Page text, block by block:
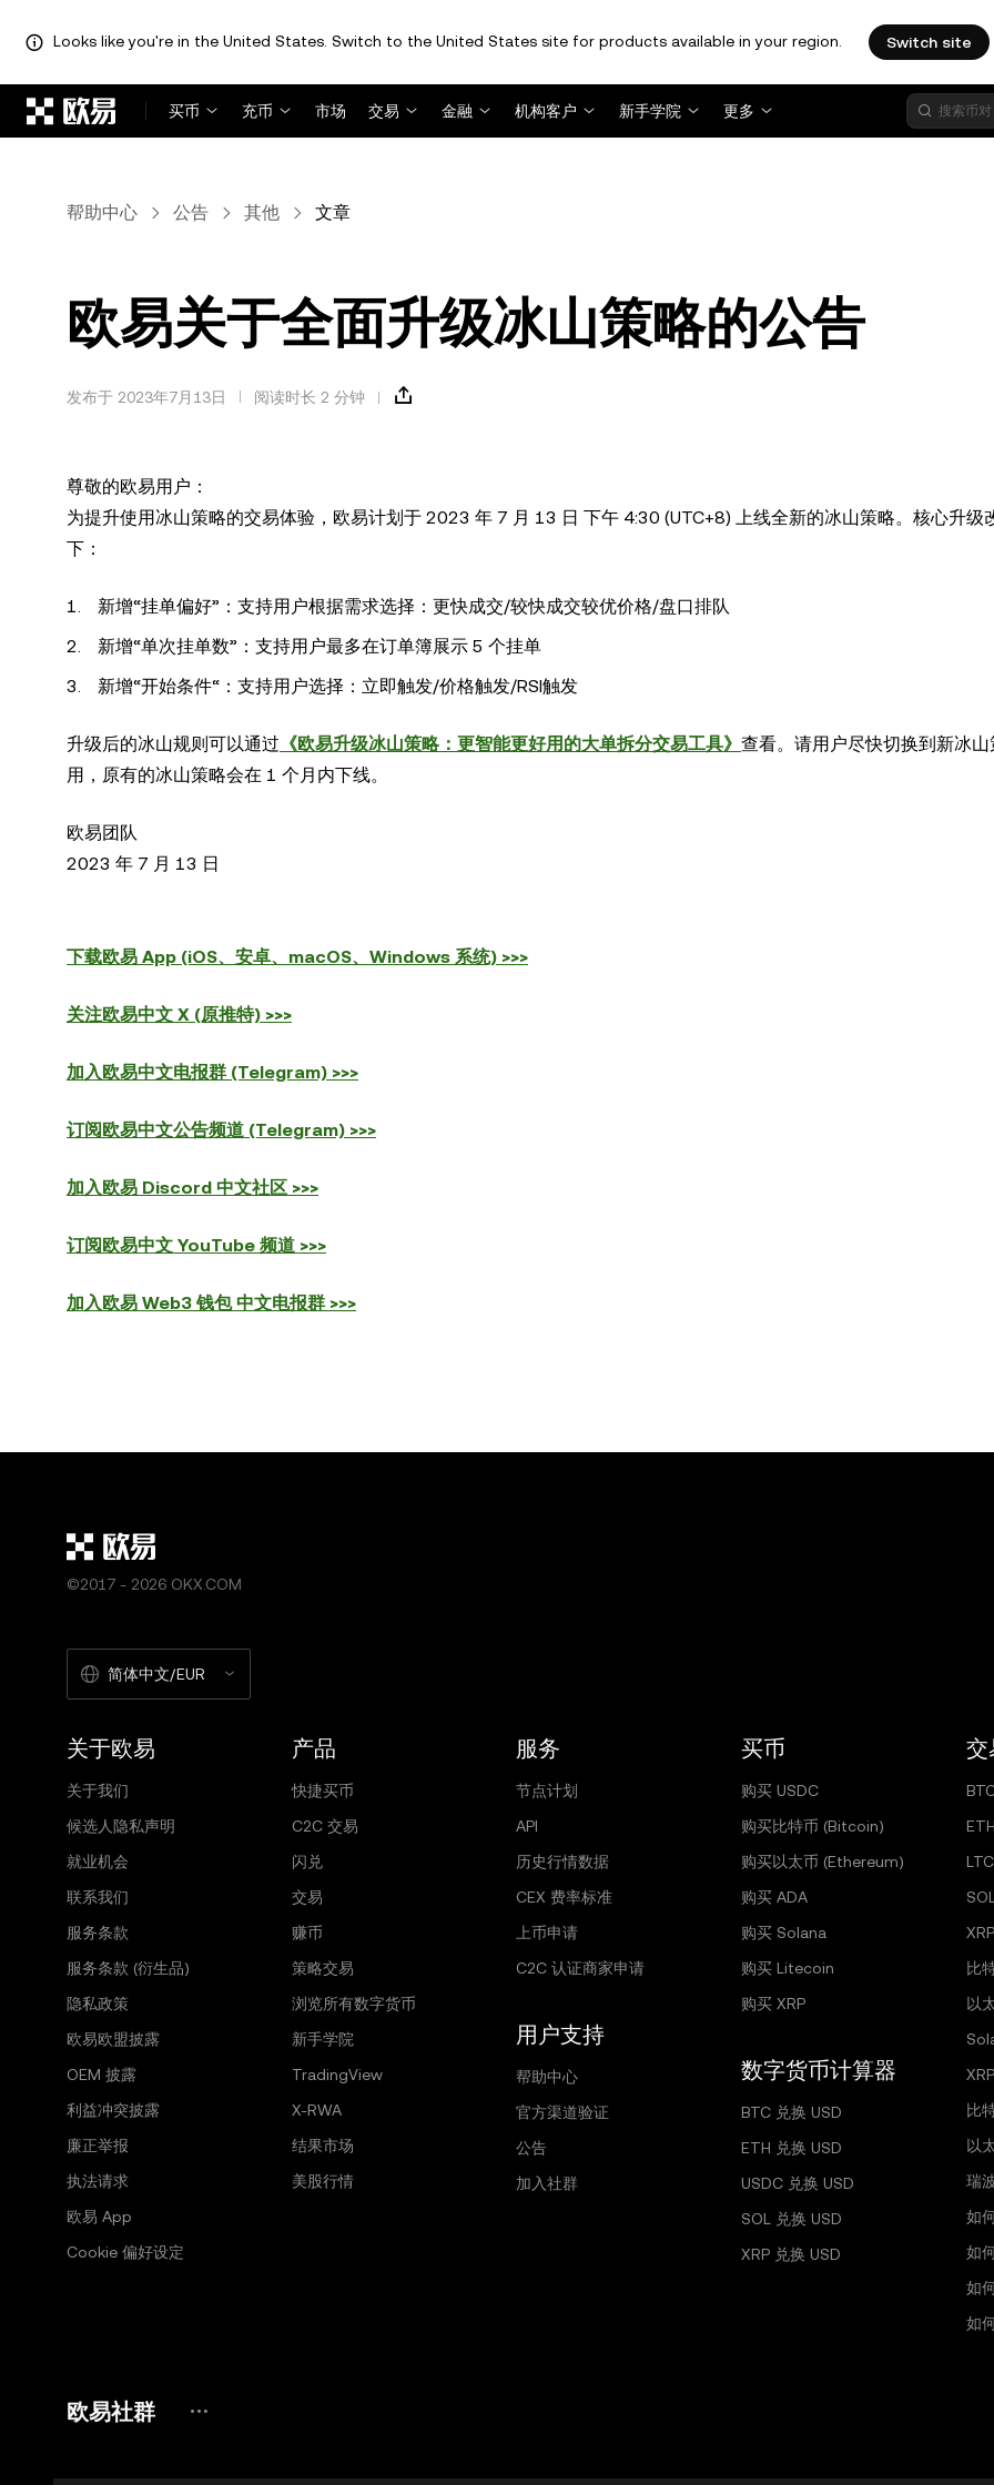
Looks like you're in the United States. Switch to the United States site for products available in your region. Switch site
买币
充币 市场 交易 金融 机构客户 新手学院 更多
帮助中心 公告 其他 文章
欧易关于全面升级冰山策略的公告
发布于 2023年7月13日 阅读时长 2 分钟
尊敬的欧易用户：
为提升使用冰山策略的交易体验，欧易计划于 2023 年 7 月 13 日 下午 4:30 (UTC+8) 上线全新的冰山策略。核心升级
下：
新增“挂单偏好”：支持用户根据需求选择：更快成交/较快成交较优价格/盘口排队
新增“单次挂单数”：支持用户最多在订单簿展示 5 个挂单
新增“开始条件“：支持用户选择：立即触发/价格触发/RSI触发
升级后的冰山规则可以通过 《欧易升级冰山策略：更智能更好用的大单拆分交易工具》 查看。请用户尽快切换到新冰山
用，原有的冰山策略会在 1 个月内下线。
欧易团队
2023 年 7 月 13 日
下载欧易 App (iOS、安卓、macOS、Windows 系统) >>>
关注欧易中文 X (原推特) >>>
加入欧易中文电报群 (Telegram) >>>
订阅欧易中文公告频道 (Telegram) >>>
加入欧易 Discord 中文社区 >>>
订阅欧易中文 YouTube 频道 >>>
加入欧易 Web3 钱包 中文电报群 >>>
©2017 - 2026 OKX.COM
简体中文/EUR
关于欧易
关于我们
候选人隐私声明
就业机会
联系我们
服务条款
服务条款 (衍生品)
隐私政策
欧易欧盟披露
OEM 披露
利益冲突披露
廉正举报
执法请求
欧易 App
Cookie 偏好设定
产品
快捷买币
C2C 交易
闪兑
交易
赚币
策略交易
浏览所有数字货币
新手学院
TradingView
X-RWA
结果市场
美股行情
服务
节点计划
API
历史行情数据
CEX 费率标准
上币申请
C2C 认证商家申请
用户支持
帮助中心
官方渠道验证
公告
加入社群
买币
购买 USDC
购买比特币 (Bitcoin)
购买以太币 (Ethereum)
购买 ADA
购买 Solana
购买 Litecoin
购买 XRP
数字货币计算器
BTC 兑换 USD
ETH 兑换 USD
USDC 兑换 USD
SOL 兑换 USD
XRP 兑换 USD
交
比
以
比
以
瑞
如
如
如
如
欧易社群